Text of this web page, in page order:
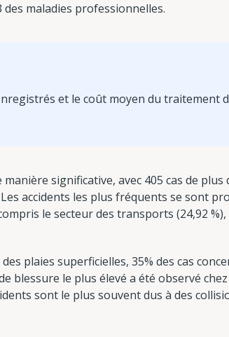
maladies professionnelles.
et le coût moyen du traitement
significative, avec 405 cas de plus
accidents les plus fréquents se sont
le secteur des transports (24,92
plaies superficielles, 35% des cas
blessure le plus élevé a été observé
sont le plus souvent dus à des